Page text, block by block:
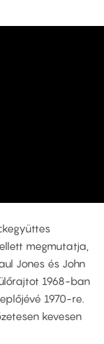
megmutatja,
Jones és John
1968-ban
1970-re.
kevesen